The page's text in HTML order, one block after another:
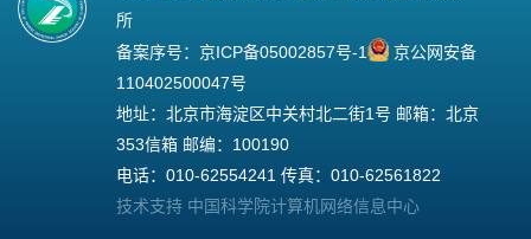
所
备案序号： 京ICP备05002857号-1
京公网安备
110402500047号
地址：北京市海淀区中关村北二街1号 邮箱：北京
353信箱 邮编：100190
电话：010-62554241 传真：010-62561822
技术支持 中国科学院计算机网络信息中心